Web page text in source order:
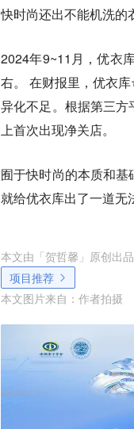
快时尚还出不能机洗的
2024年9~11月，优衣
右。 在财报里，优衣
异化不足。根据第三
上首次出现净关店。
囿于快时尚的本质和
就给优衣库出了一道无
本文由「贺哲馨 」原创出
项目推荐
本文图片来自： 作者拍摄